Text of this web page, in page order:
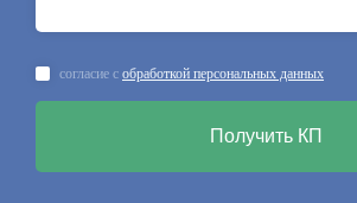
согласие с обработкой персональных данных
Получить КП